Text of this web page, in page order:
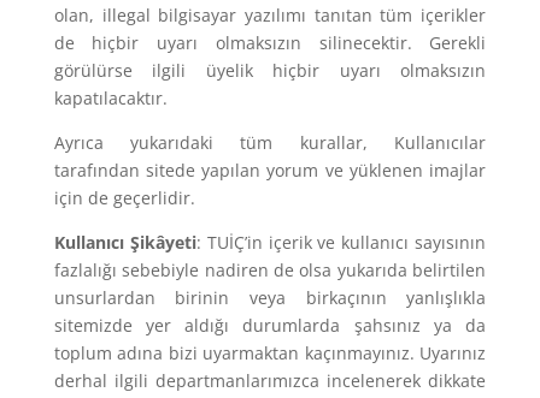
olan, illegal bilgisayar yazılımı tanıtan tüm içerikler
de hiçbir uyarı olmaksızın silinecektir. Gerekli
görülürse ilgili üyelik hiçbir uyarı olmaksızın
kapatılacaktır.
Ayrıca yukarıdaki tüm kurallar, Kullanıcılar
tarafından sitede yapılan yorum ve yüklenen imajlar
için de geçerlidir.
Kullanıcı Şikâyeti: TUİÇ’in içerik ve kullanıcı sayısının
fazlalığı sebebiyle nadiren de olsa yukarıda belirtilen
unsurlardan birinin veya birkaçının yanlışlıkla
sitemizde yer aldığı durumlarda şahsınız ya da
toplum adına bizi uyarmaktan kaçınmayınız. Uyarınız
derhal ilgili departmanlarımızca incelenerek dikkate